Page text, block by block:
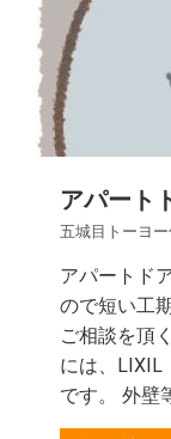
アパート
五城目トーヨ
アパートド
ので短い工
ご相談を頂
には、LIXIL
です。 外壁